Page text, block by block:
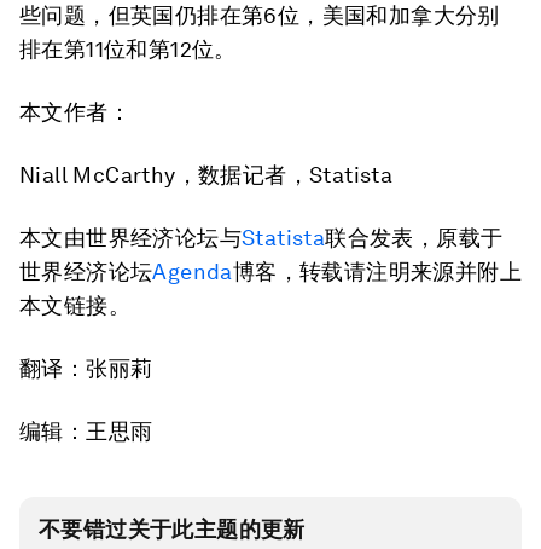
些问题，但英国仍排在第6位，美国和加拿大分别
排在第11位和第12位。
本文作者：
Niall McCarthy，数据记者，Statista
本文由世界经济论坛与Statista联合发表，原载于
世界经济论坛Agenda博客，转载请注明来源并附上
本文链接。
翻译：张丽莉
编辑：王思雨
不要错过关于此主题的更新